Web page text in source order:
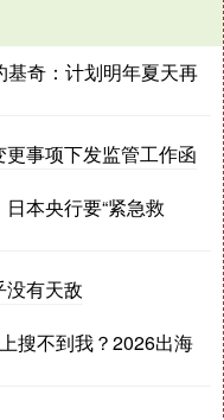
奇：计划明年夏天再
事项下发监管工作函
本央行要“紧急救
没有天敌
搜不到我？2026出海